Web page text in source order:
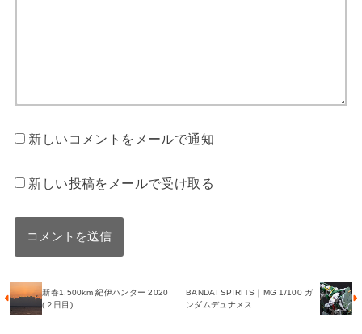
新しいコメントをメールで通知
新しい投稿をメールで受け取る
新春1,500km 紀伊ハンター 2020
(２日目)
BANDAI SPIRITS｜MG 1/100 ガ
ンダムデュナメス